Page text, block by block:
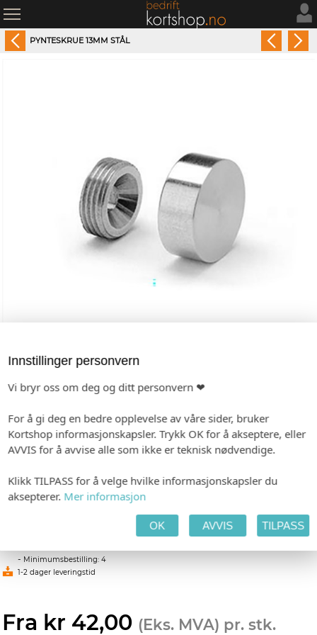
PYNTESKRUE 13MM STÅL
Pynteskrue 13mm stål
Pynteskrue ø 13mm i rustfritt stål. Leveres i pakke med
4 stk, inkl. skruer og murpropper.
- Minimumsbestilling: 4
1-2 dager leveringstid
Fra kr 42,00 (Eks. MVA) pr. stk.
Innstillinger personvern
Vi bryr oss om deg og ditt personvern ❤
For å gi deg en bedre opplevelse av våre sider, bruker
Kortshop informasjonskapsler. Trykk OK for å akseptere, eller
AVVIS for å avvise alle som ikke er teknisk nødvendige.
Klikk TILPASS for å velge hvilke informasjonskapsler du
aksepterer. Mer informasjon
OK AVVIS TILPASS